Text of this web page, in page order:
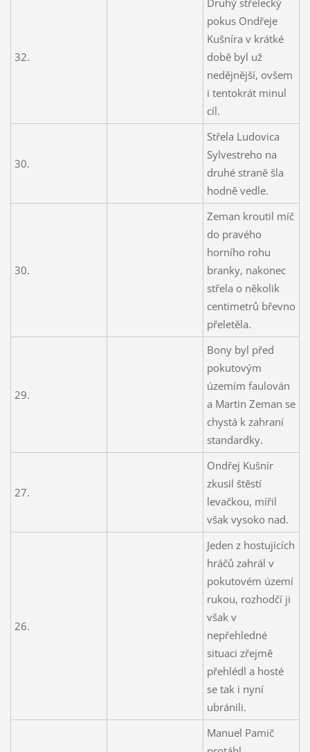
32.
pokus Ondřeje
Kušníra v krátké
době byl už
nedějnější, ovšem
i tentokrát minul
cíl.
30.
Střela Ludovica
Sylvestreho na
druhé straně šla
hodně vedle.
30.
Zeman kroutil míč
do pravého
horního rohu
branky, nakonec
střela o několik
centimetrů břevno
přeletěla.
29.
Bony byl před
pokutovým
územím faulován
a Martin Zeman se
chystá k zahraní
standardky.
27.
Ondřej Kušnír
zkusil štěstí
levačkou, mířil
však vysoko nad.
26.
Jeden z hostujících
hráčů zahrál v
pokutovém území
rukou, rozhodčí ji
však v
nepřehledné
situaci zřejmě
přehlédl a hosté
se tak i nyní
ubránili.
Manuel Pamič